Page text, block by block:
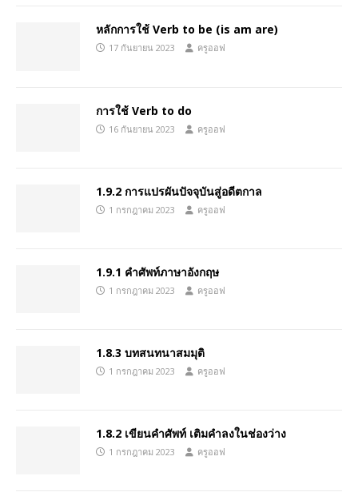
หลักการใช้ Verb to be (is am are)
17 กันยายน 2023 ครูออฟ
การใช้ Verb to do
16 กันยายน 2023 ครูออฟ
1.9.2 การแปรผันปัจจุบันสู่อดีตกาล
1 กรกฎาคม 2023 ครูออฟ
1.9.1 คำศัพท์ภาษาอังกฤษ
1 กรกฎาคม 2023 ครูออฟ
1.8.3 บทสนทนาสมมุติ
1 กรกฎาคม 2023 ครูออฟ
1.8.2 เขียนคำศัพท์ เติมคำลงในช่องว่าง
1 กรกฎาคม 2023 ครูออฟ